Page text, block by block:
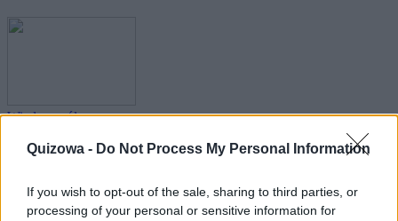
Quizowa - Do Not Process My Personal Information
If you wish to opt-out of the sale, sharing to third parties, or
processing of your personal or sensitive information for
Wiedza ogólna
Tylko 1 na 15 osób zdobywa komplet